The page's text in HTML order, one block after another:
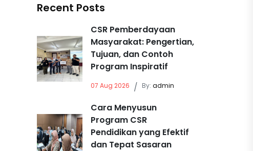
Recent Posts
CSR Pemberdayaan
Masyarakat: Pengertian,
Tujuan, dan Contoh
Program Inspiratif
07 Aug 2026 / By: admin
Cara Menyusun
Program CSR
Pendidikan yang Efektif
dan Tepat Sasaran